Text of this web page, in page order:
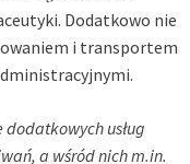
Dodatkowo nie
i transportem
usług
a wśród nichm.in.